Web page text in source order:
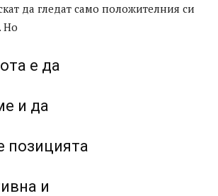
да гледат само положителния си
Но
е да
и да
позицията
и